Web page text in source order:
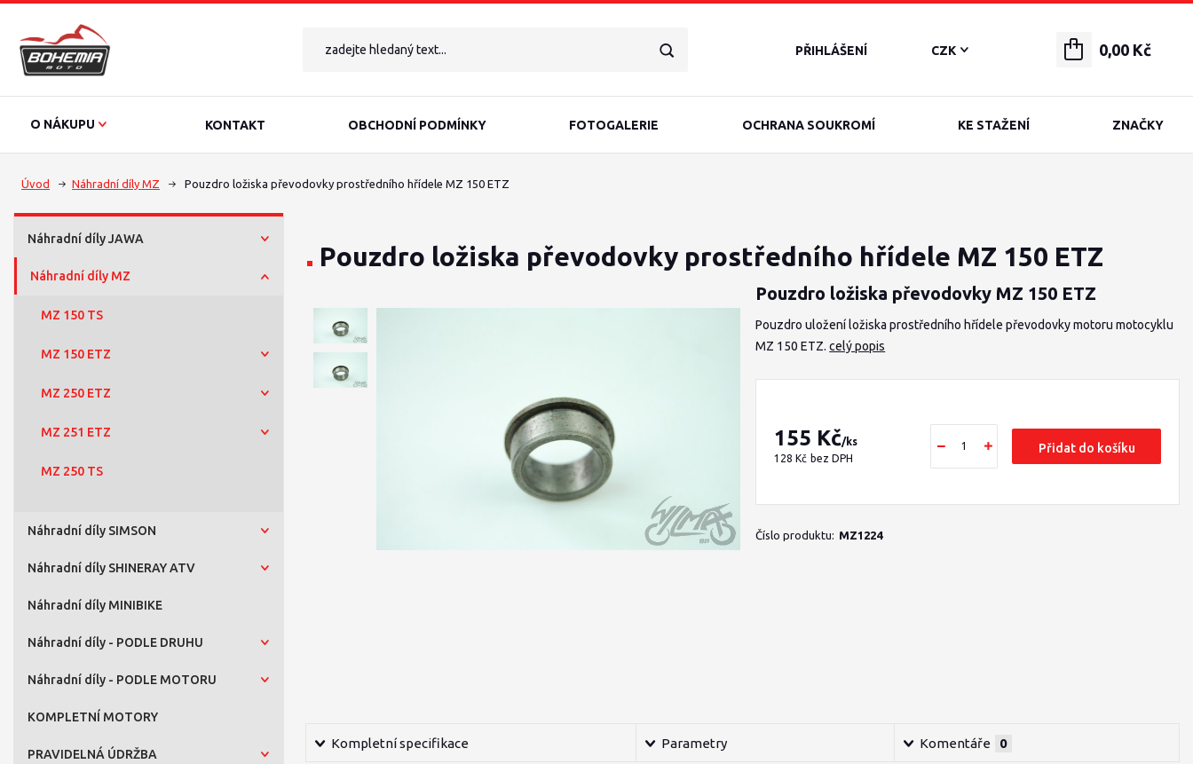
O NÁKUPU KONTAKT OBCHODNÍ PODMÍNKY FOTOGALERIE OCHRANA SOUKROMÍ KE STAŽENÍ ZNAČKY
CZK
PŘIHLÁŠENÍ 0,00 Kč
Úvod Náhradní díly MZ Pouzdro ložiska převodovky prostředního hřídele MZ 150 ETZ
Náhradní díly JAWA
Náhradní díly MZ
MZ 150 TS
MZ 150 ETZ
MZ 250 ETZ
MZ 251 ETZ
MZ 250 TS
Náhradní díly SIMSON
Náhradní díly SHINERAY ATV
Náhradní díly MINIBIKE
Náhradní díly - PODLE DRUHU
Náhradní díly - PODLE MOTORU
KOMPLETNÍ MOTORY
PRAVIDELNÁ ÚDRŽBA
Pouzdro ložiska převodovky prostředního hřídele MZ 150 ETZ
Pouzdro ložiska převodovky MZ 150 ETZ
Pouzdro uložení ložiska prostředního hřídele převodovky motoru motocyklu
MZ 150 ETZ.celý popis
155 Kč/ks
128 Kč bez DPH
Přidat do košíku
Číslo produktu: MZ1224
Kompletní specifikace Parametry Komentáře 0